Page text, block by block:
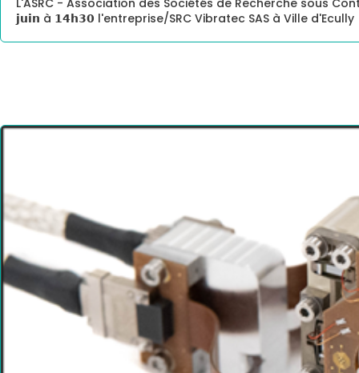
𝗷𝘂𝗶𝗻 à 𝟭𝟰𝗵𝟯𝟬 l'entreprise/SRC Vibratec SAS à Ville